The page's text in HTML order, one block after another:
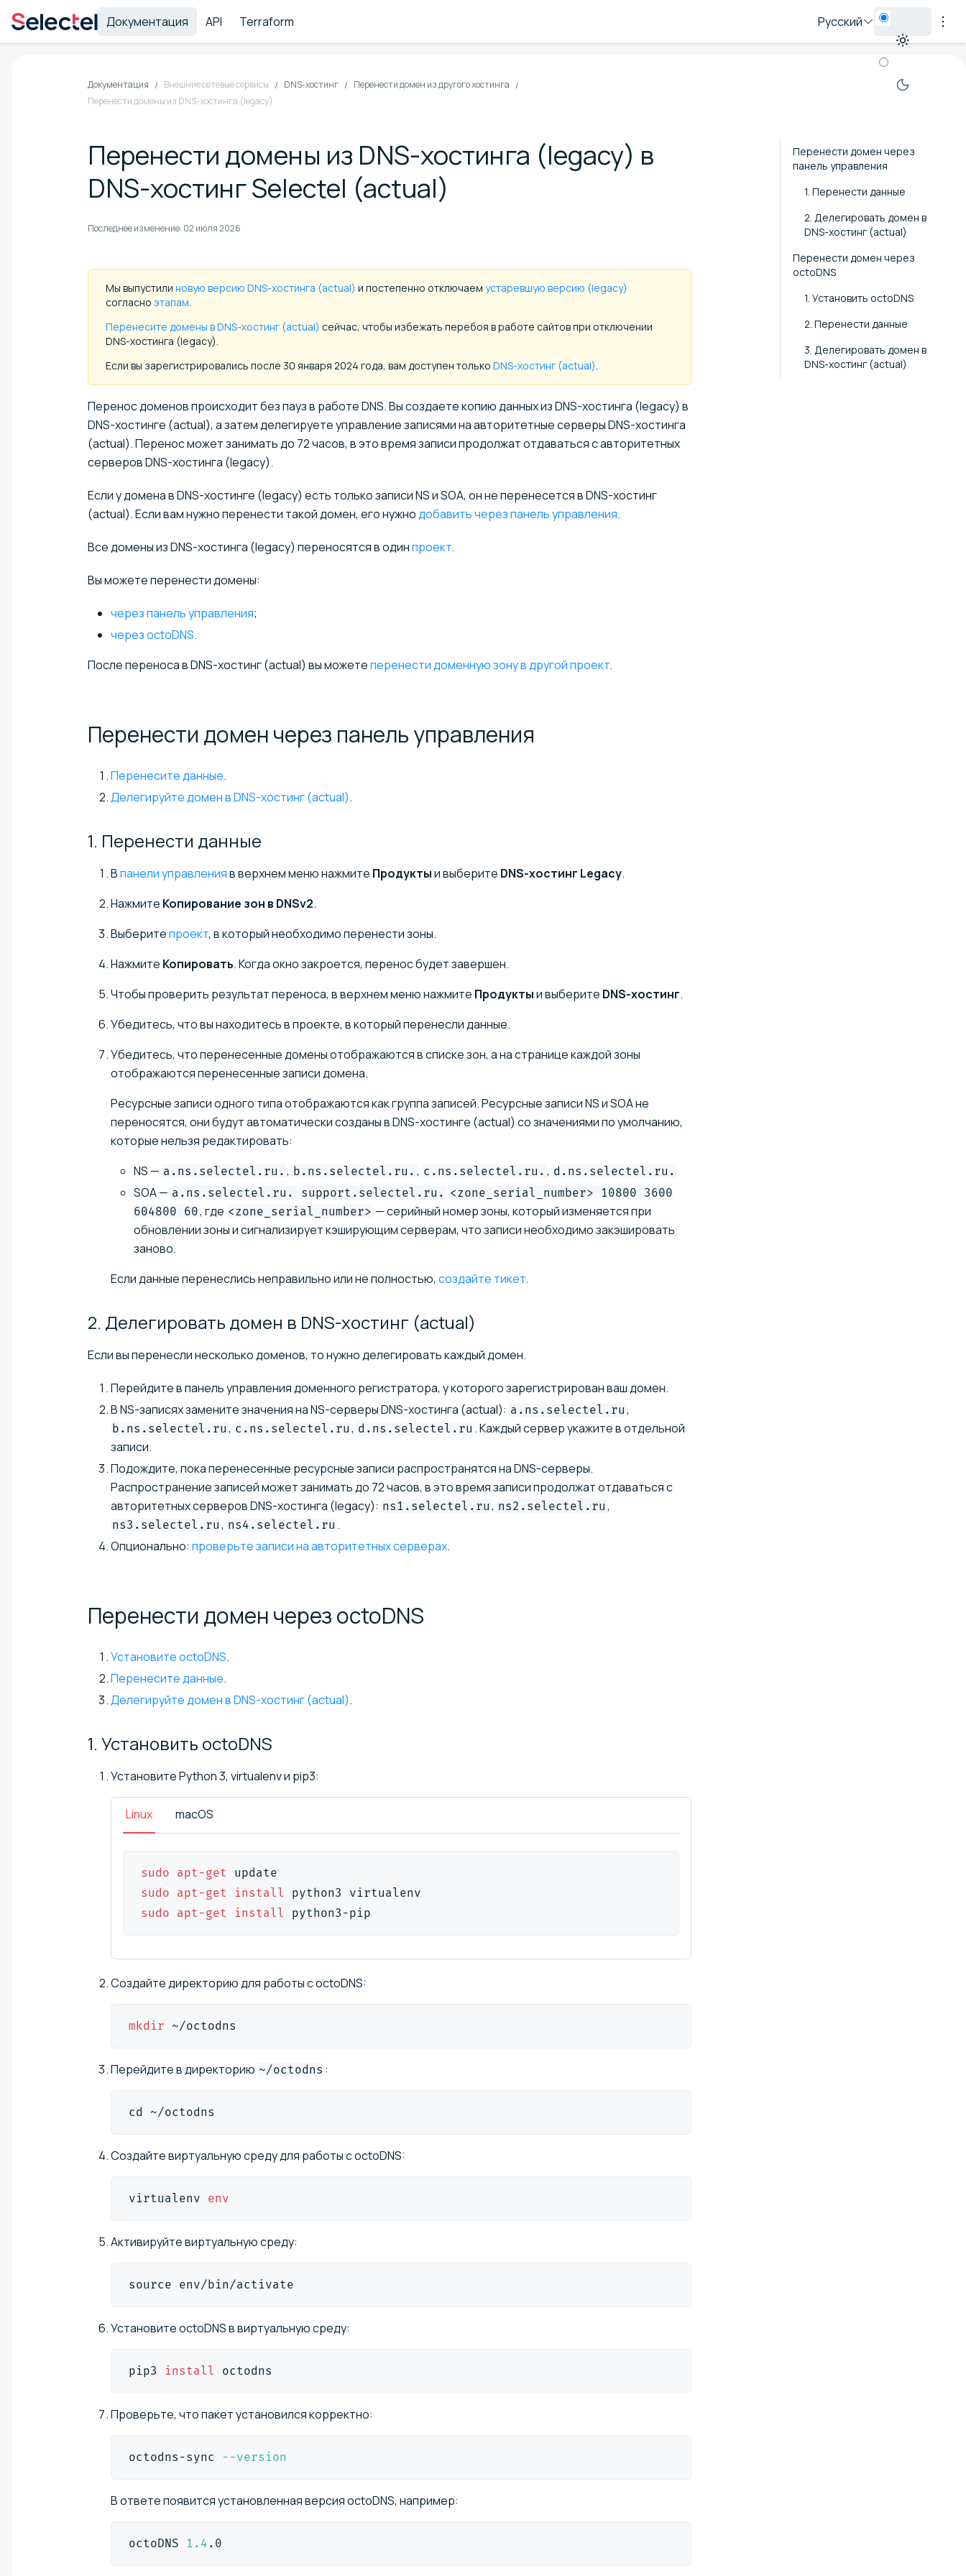
Документация API Terraform Русский
Документация Внешние сетевые сервисы DNS-хостинг
Перенести домен из другого хостинга
Перенести домены из DNS-хостинга (legacy)
Перенести домены из DNS-хостинга (legacy) в
DNS-хостинг Selectel (actual)
Последнее изменение: 02 июля 2026
Мы выпустили новую версию DNS-хостинга (actual) и постепенно отключаем устаревшую версию (legacy)
согласно этапам
Перенесите домены в DNS-хостинг (actual) сейчас, чтобы избежать перебоя в работе сайтов при отключении
DNS-хостинга (legacy).
Если вы зарегистрировались после 30 января 2024 года, вам доступен только DNS-хостинг (actual)
Перенос доменов происходит без пауз в работе DNS. Вы создаете копию данных из DNS-хостинга (legacy) в
DNS-хостинге (actual), а затем делегируете управление записями на авторитетные серверы DNS-хостинга
(actual). Перенос может занимать до 72 часов, в это время записи продолжат отдаваться с авторитетных
серверов DNS-хостинга (legacy).
Если у домена в DNS-хостинге (legacy) есть только записи NS и SOA, он не перенесется в DNS-хостинг
(actual). Если вам нужно перенести такой домен, его нужнодобавить через панель управления.
Все домены из DNS-хостинга (legacy) переносятся в одинпроект.
Вы можете перенести домены:
через панель управления;
через octoDNS.
После переноса в DNS-хостинг (actual) вы можетеперенести доменную зону в другой проект.
Перенести домен через панельуправления
Перенесите данные.
Делегируйте домен в DNS-хостинг (actual).
1. Перенести данные
Впанели управленияв верхнем меню нажмите Продуктыи выберите DNS-хостинг Legacy.
Нажмите Копирование зон в DNSv2.
Выберитепроект, в который необходимо перенести зоны.
Нажмите Копировать. Когда окно закроется, перенос будет завершен.
Чтобы проверить результат переноса, в верхнем меню нажмите Продуктыи выберите DNS-хостинг.
Убедитесь, что вы находитесь в проекте, в который перенесли данные.
Убедитесь, что перенесенные домены отображаются в списке зон, а на странице каждой зоны
отображаются перенесенные записи домена.
Ресурсные записи одного типа отображаются как группа записей. Ресурсные записи NS и SOA не
переносятся, они будут автоматически созданы в DNS-хостинге (actual) со значениями по умолчанию,
которые нельзя редактировать:
NS — a.ns.selectel.ru. , b.ns.selectel.ru. , c.ns.selectel.ru. , d.ns.selectel.ru.
SOA — a.ns.selectel.ru. support.selectel.ru. <zone_serial_number> 10800 3600
604800 60, где <zone_serial_number> — серийный номер зоны, который изменяется при
обновлении зоны и сигнализирует кэширующим серверам, что записи необходимо закэшировать
заново.
Если данные перенеслись неправильно или не полностью, создайте тикет.
2. Делегировать домен в DNS-хостинг (actual)
Если вы перенесли несколько доменов, то нужно делегировать каждый домен.
Перейдите в панель управления доменного регистратора, у которого зарегистрирован ваш домен.
В NS-записях замените значения на NS-серверы DNS-хостинга (actual): a.ns.selectel.ru ,
b.ns.selectel.ru , c.ns.selectel.ru , d.ns.selectel.ru . Каждый сервер укажите в отдельной
записи.
Подождите, пока перенесенные ресурсные записи распространятся на DNS-серверы.
Распространение записей может занимать до 72 часов, в это время записи продолжат отдаваться с
авторитетных серверов DNS-хостинга (legacy): ns1.selectel.ru , ns2.selectel.ru ,
ns3.selectel.ru , ns4.selectel.ru .
Опционально: проверьте записи на авторитетных серверах.
Перенести домен черезoctoDNS
Установите octoDNS.
Перенесите данные.
Делегируйте домен в DNS-хостинг (actual).
1. Установить octoDNS
Установите Python 3, virtualenv и pip3:
Linux macOS
sudo apt-get
update
sudo
apt-get install
python3 virtualenv
sudo
apt-get install python3-pip
Создайте директорию для работы с octoDNS:
mkdir ~/octodns
Перейдите в директорию ~/octodns :
cd ~/octodns
Создайте виртуальную среду для работы с octoDNS:
virtualenv env
Активируйте виртуальную среду:
source env/bin/activate
Установите octoDNS в виртуальную среду:
pip3 install octodns
Проверьте, что пакет установился корректно:
octodns-sync --version
В ответе появится установленная версия octoDNS, например:
octoDNS 1.4 .0
Перенести домен через
панель управления
1. Перенести данные
2. Делегировать домен в
DNS-хостинг (actual)
Перенести домен через
octoDNS
1. Установить octoDNS
2. Перенести данные
3. Делегировать домен в
DNS-хостинг (actual)